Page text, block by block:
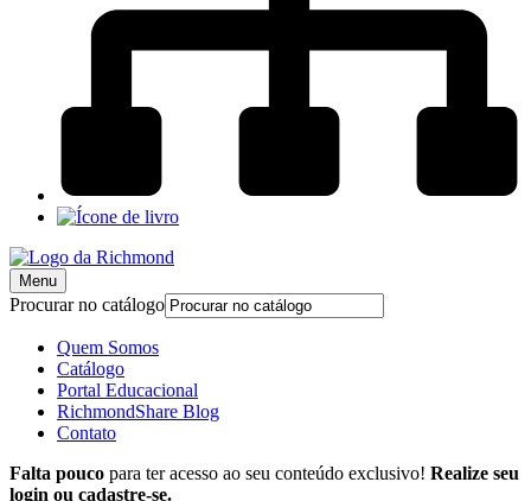
Menu
Procurar no catálogo
Quem Somos
Catálogo
Portal Educacional
RichmondShare Blog
Contato
Falta pouco para ter acesso ao seu conteúdo exclusivo! Realize seu
login ou cadastre-se.